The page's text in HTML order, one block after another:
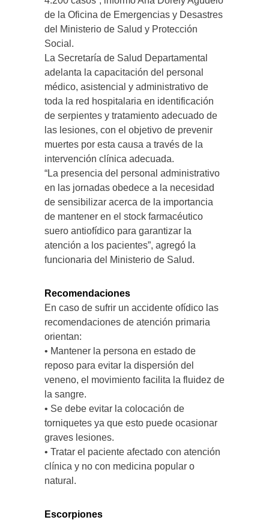
de la Oficina de Emergencias y Desastres
del Ministerio de Salud y Protección
Social.
La Secretaría de Salud Departamental
adelanta la capacitación del personal
médico, asistencial y administrativo de
toda la red hospitalaria en identificación
de serpientes y tratamiento adecuado de
las lesiones, con el objetivo de prevenir
muertes por esta causa a través de la
intervención clínica adecuada.
“La presencia del personal administrativo
en las jornadas obedece a la necesidad
de sensibilizar acerca de la importancia
de mantener en el stock farmacéutico
suero antiofídico para garantizar la
atención a los pacientes”, agregó la
funcionaria del Ministerio de Salud.
Recomendaciones
En caso de sufrir un accidente ofídico las
recomendaciones de atención primaria
orientan:
• Mantener la persona en estado de
reposo para evitar la dispersión del
veneno, el movimiento facilita la fluidez de
la sangre.
• Se debe evitar la colocación de
torniquetes ya que esto puede ocasionar
graves lesiones.
• Tratar el paciente afectado con atención
clínica y no con medicina popular o
natural.
Escorpiones